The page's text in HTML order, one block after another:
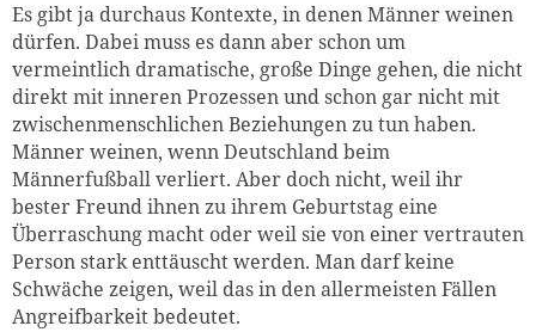
Es gibt ja durchaus Kontexte, in denen Männer weinen
dürfen. Dabei muss es dann aber schon um
vermeintlich dramatische, große Dinge gehen, die nicht
direkt mit inneren Prozessen und schon gar nicht mit
zwischenmenschlichen Beziehungen zu tun haben.
Männer weinen, wenn Deutschland beim
Männerfußball verliert. Aber doch nicht, weil ihr
bester Freund ihnen zu ihrem Geburtstag eine
Überraschung macht oder weil sie von einer vertrauten
Person stark enttäuscht werden. Man darf keine
Schwäche zeigen, weil das in den allermeisten Fällen
Angreifbarkeit bedeutet.